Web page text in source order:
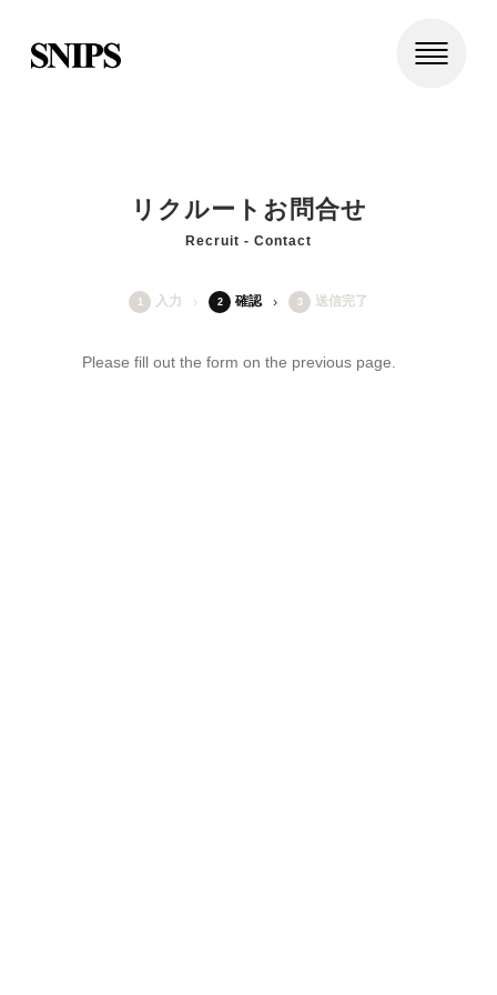
リクルートお問合せ
Recruit - Contact
1 入力 2 確認 3 送信完了
Please fill out the form on the previous page.